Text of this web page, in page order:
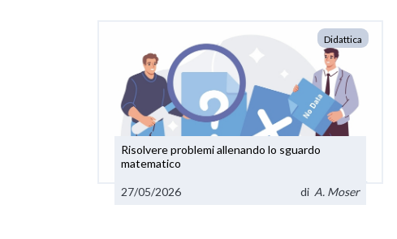
Didattica
Risolvere problemi allenando lo sguardo
matematico
27/05/2026 di A. Moser